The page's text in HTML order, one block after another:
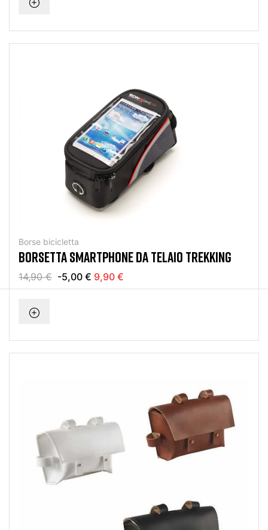
Borse bicicletta
BORSETTA SMARTPHONE DA TELAIO TREKKING
14,90 € -5,00 € 9,90 €